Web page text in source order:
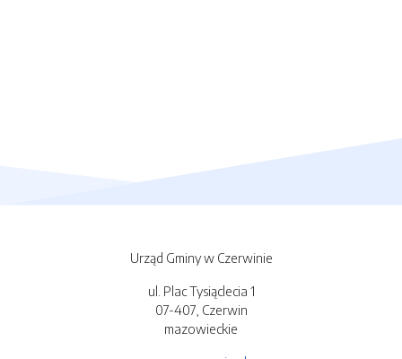
Urząd Gminy w Czerwinie
ul. Plac Tysiąclecia 1
07-407, Czerwin
mazowieckie